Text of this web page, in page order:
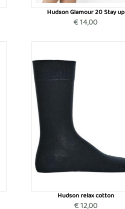
Hudson Glamour 20 Stay up
€ 14,00
Hudson relax cotton
€ 12,00